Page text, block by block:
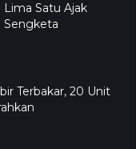
Lima Satu Ajak
Sengketa
Terbakar, 20 Unit